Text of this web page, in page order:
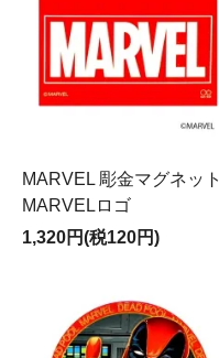
MARVEL 彫金マグネット
MARVELロゴ
1,320円(税120円)